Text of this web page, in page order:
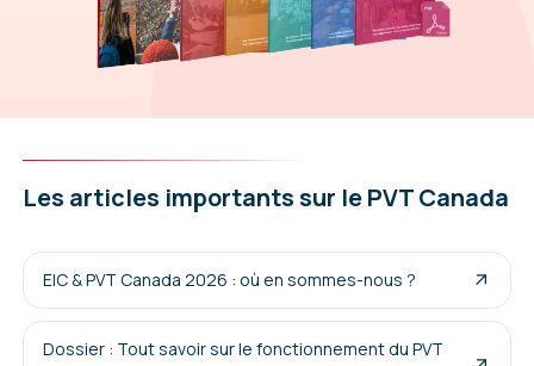
Les articles importants sur le PVT Canada
EIC & PVT Canada 2026 : où en sommes-nous ?
Dossier : Tout savoir sur le fonctionnement du PVT